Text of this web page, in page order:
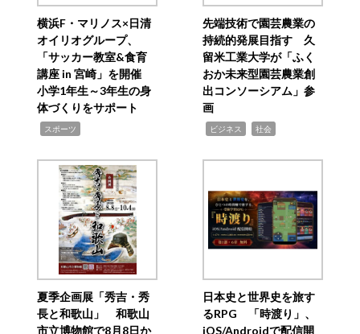
横浜F・マリノス×日清
オイリオグループ、
「サッカー教室&食育
講座 in 宮崎」を開催
小学1年生～3年生の身
体づくりをサポート
スポーツ
先端技術で園芸農業の
持続的発展目指す 久
留米工業大学が「ふく
おか未来型園芸農業創
出コンソーシアム」参
画
ビジネス 社会
夏季企画展「秀吉・秀
長と和歌山」 和歌山
市立博物館で8月8日か
日本史と世界史を旅す
るRPG 「時渡り」、
iOS/Androidで配信開